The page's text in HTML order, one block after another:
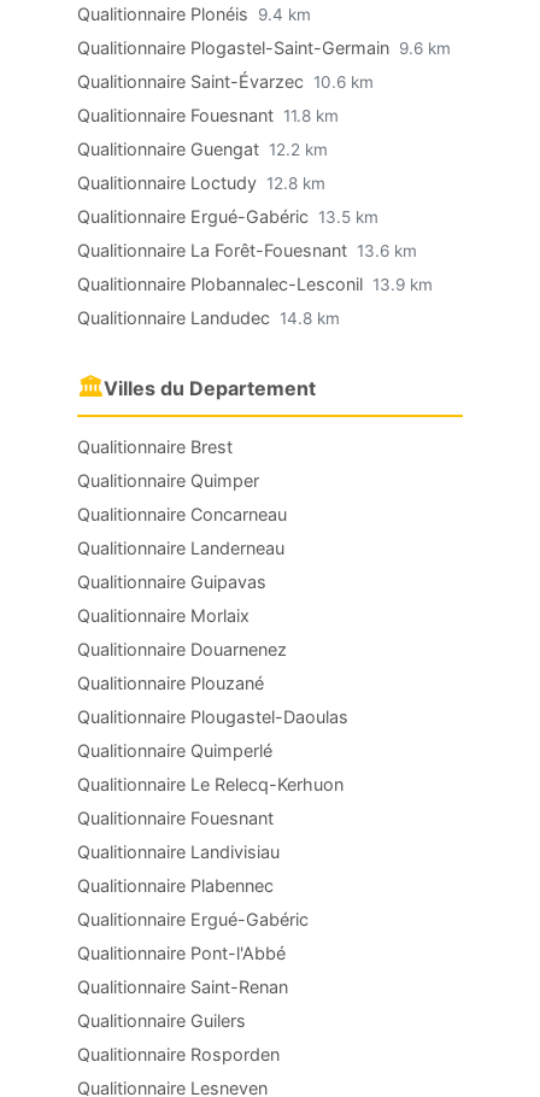
Qualitionnaire Plonéis 9.4 km
Qualitionnaire Plogastel-Saint-Germain 9.6 km
Qualitionnaire Saint-Évarzec 10.6 km
Qualitionnaire Fouesnant 11.8 km
Qualitionnaire Guengat 12.2 km
Qualitionnaire Loctudy 12.8 km
Qualitionnaire Ergué-Gabéric 13.5 km
Qualitionnaire La Forêt-Fouesnant 13.6 km
Qualitionnaire Plobannalec-Lesconil 13.9 km
Qualitionnaire Landudec 14.8 km
🏛Villes du Departement
Qualitionnaire Brest
Qualitionnaire Quimper
Qualitionnaire Concarneau
Qualitionnaire Landerneau
Qualitionnaire Guipavas
Qualitionnaire Morlaix
Qualitionnaire Douarnenez
Qualitionnaire Plouzané
Qualitionnaire Plougastel-Daoulas
Qualitionnaire Quimperlé
Qualitionnaire Le Relecq-Kerhuon
Qualitionnaire Fouesnant
Qualitionnaire Landivisiau
Qualitionnaire Plabennec
Qualitionnaire Ergué-Gabéric
Qualitionnaire Pont-l'Abbé
Qualitionnaire Saint-Renan
Qualitionnaire Guilers
Qualitionnaire Rosporden
Qualitionnaire Lesneven